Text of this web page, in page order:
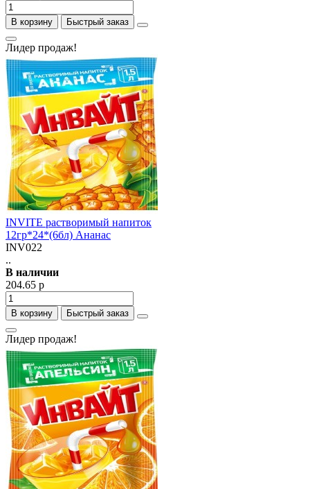
В корзину Быстрый заказ
Лидер продаж!
INVITE растворимый напиток
12гр*24*(6бл) Ананас
INV022
..
В наличии
204.65 р
В корзину Быстрый заказ
Лидер продаж!